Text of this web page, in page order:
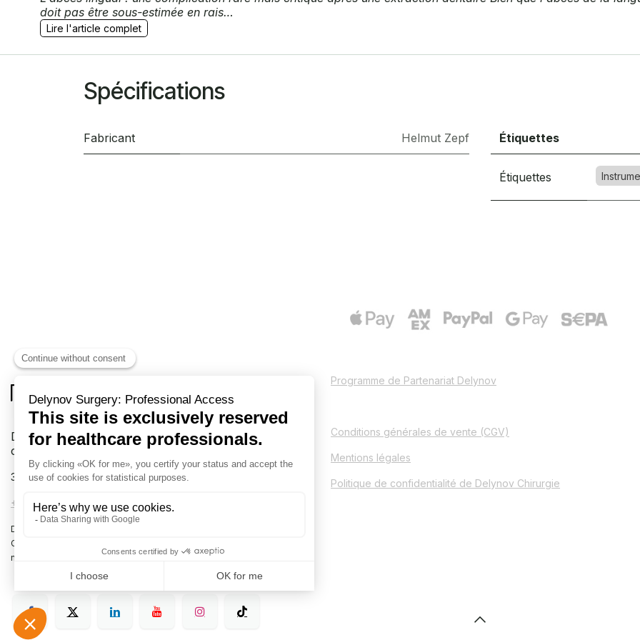
doit pas être sous-estimée en rais…
Lire l'article complet
Spécifications
Fabricant Helmut Zepf Étiquettes
Étiquettes
Delynov Chirurgie votre fournisseur exclusif en
chirurgie
31 rue Boulay de la Meurthe 88000 EPINAL France
+33 (0)3 72 54 02 57-info@delynov.fr
Dispositifs médicaux à destination des professionnels de la santé.
Classe I, II et III. Lire attentivement les instructions figurant dans les
notices et manuels d’utilisation.
Programme de Partenariat Delynov
Conditions générales de vente (CGV)
Mentions légales
Politique de confidentialité de Delynov Chirurgie